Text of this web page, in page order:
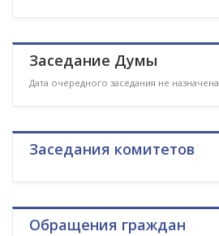
Заседание Думы
Дата очередного заседания не назначена
Заседания комитетов
Обращения граждан